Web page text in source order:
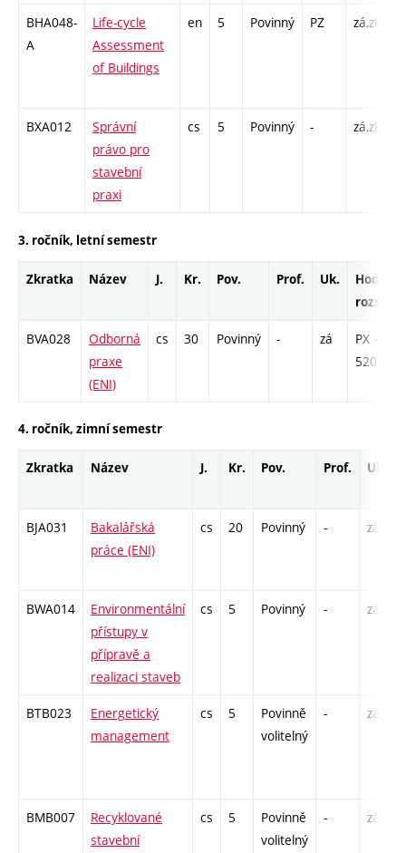
BHA048-
A
Life-cycle
Assessment
of Buildings
en 5 Povinný PZ zá,zk
BXA012
Správní
právo pro
stavební
praxi
cs 5 Povinný - zá,zk
3. ročník, letní semestr
Zkratka Název J. Kr. Pov. Prof. Uk.
Hod.
rozsah
BVA028
Odborná
praxe
(ENI)
cs 30 Povinný - zá
PX -
520
4. ročník, zimní semestr
Zkratka Název J. Kr. Pov. Prof. Uk.
BJA031
Bakalářská
práce (ENI)
cs 20 Povinný - zá
BWA014
Environmentální
přístupy v
přípravě a
realizaci staveb
cs 5 Povinný - zá,zk
BTB023
Energetický
management
cs 5
Povinně
volitelný
- zá,zk
BMB007
Recyklované
stavební
cs 5
Povinně
volitelný
- zá,zk